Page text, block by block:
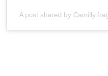
A post shared by